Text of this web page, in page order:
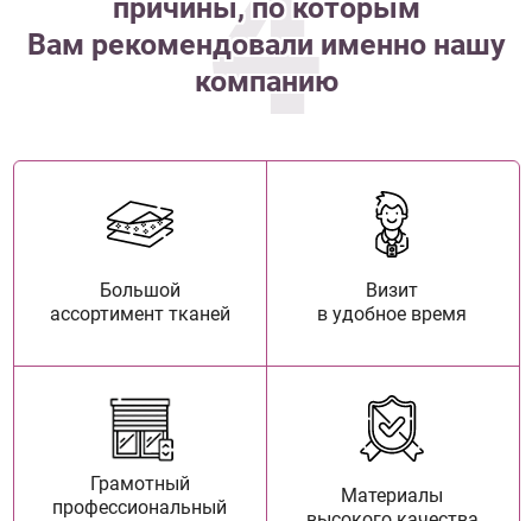
причины, по которым
Вам рекомендовали именно нашу
компанию
Большой
ассортимент тканей
Визит
в удобное время
Грамотный
профессиональный
Материалы